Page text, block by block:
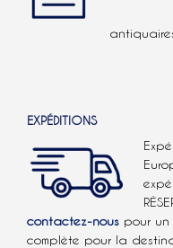
EXPÉDITIONS
contactez-nous pour un
complète pour la